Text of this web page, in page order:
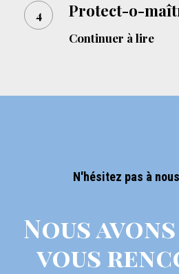
o-
maître
Protect-o-
Continuer à lire
N'hésitez pas à
Nous
vous